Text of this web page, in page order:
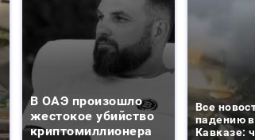
В ОАЭ произошло
жестокое убийство
криптомиллионера
Все
падению
Кавказе: